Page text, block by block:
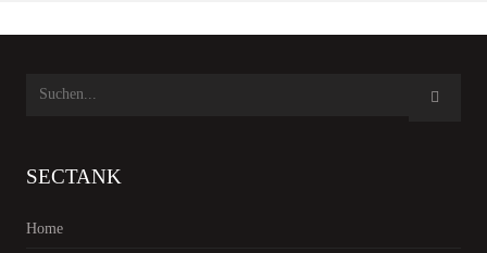
SECTANK
Home